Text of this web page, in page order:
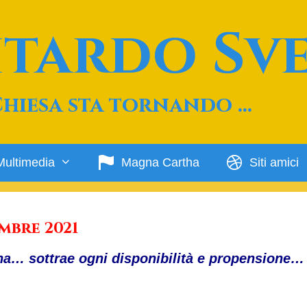
sta tornando …
Magna Cartha Siti amici
2021
sottrae ogni disponibilità e propensione…